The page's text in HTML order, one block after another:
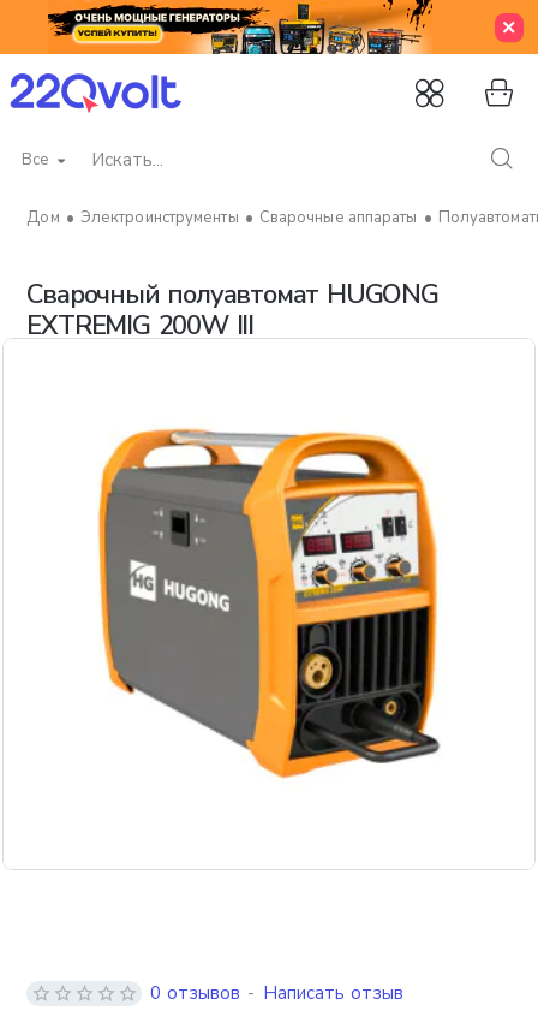
Все
Искать...
Сварочный полуавтомат HUGONG
EXTREMIG 200W III
Электроинструменты Сварочные аппараты
0 отзывов - Написать отзыв